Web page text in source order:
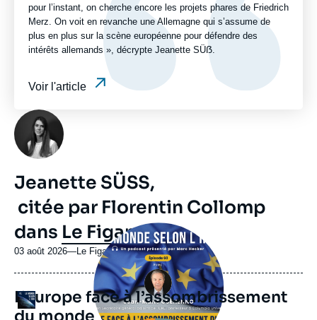
pour l’instant, on cherche encore les projets phares de Friedrich
Merz. On voit en revanche une Allemagne qui s’assume de
plus en plus sur la scène européenne pour défendre des
intérêts allemands », décrypte Jeanette SÜẞ.
Voir l'article
Photo
Jeanette SÜẞ,
citée par Florentin Collomp
dans Le Figaro
03 août 2026—Nom
journal,
revue
ou
Le Figaro
Logo
Image
principale
médiatique
L’Europe face à l’assombrissement